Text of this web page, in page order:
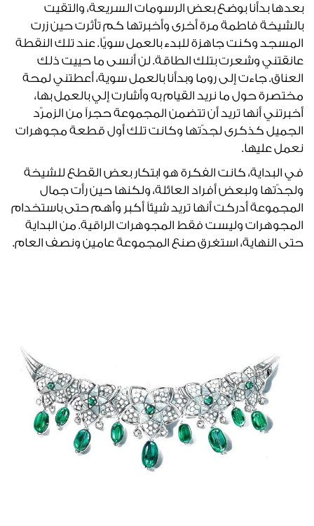
بعدها بدأنا بوضع بعض الرسومات السريعة، والتقيت
بالشيخة فاطمة مرة أخرى وأخبرتها كم تأثرت حين زرت
المسجد وكنت جاهزة للبدء بالعمل سويّاَ. عند تلك النقطة
عانقتني وشعرت بتلك الطاقة. لن أنسى ما حييت ذلك
العناق. جاءت إلى روما وبدأنا بالعمل سوية، أعطتني لمحة
مختصرة حول ما نريد القيام به وأشارت إلي بالعمل بها،
أخبرتني أنها تريد أن تتضمن المجموعة حجراً من الزمرّد
الجميل كذكرى لجدّتها وكانت تلك أول قطعة مجوهرات
نعمل عليها.
في البداية، كانت الفكرة هو ابتكار بعض القطع للشيخة
ولجدّتها ولبعض أفراد العائلة، ولكنها حين رأت جمال
المجموعة أدركت أنها تريد شيئاً أكبر وأهم حتى باستخدام
المجوهرات وليست فقط المجوهرات الراقية. من البداية
حتى النهاية، استغرق صنع المجموعة عامين ونصف العام.